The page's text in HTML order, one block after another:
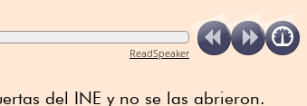
ReadSpeaker
del INE y no se las abrieron.